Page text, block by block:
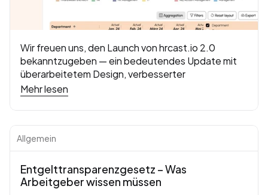
Wir freuen uns, den Launch von hrcast.io 2.0
bekanntzugeben — ein bedeutendes Update mit
überarbeitetem Design, verbesserter
Benutzerfreundlichkeit und neuen Funktionen, die
eine noch effektivere Personalplanung und
Zusammenarbeit ermöglichen.
Mehr lesen
Allgemein
Entgelttransparenzgesetz – Was
Arbeitgeber wissen müssen